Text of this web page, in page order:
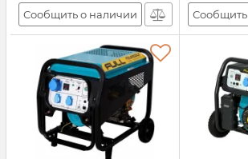
Сообщить о наличии